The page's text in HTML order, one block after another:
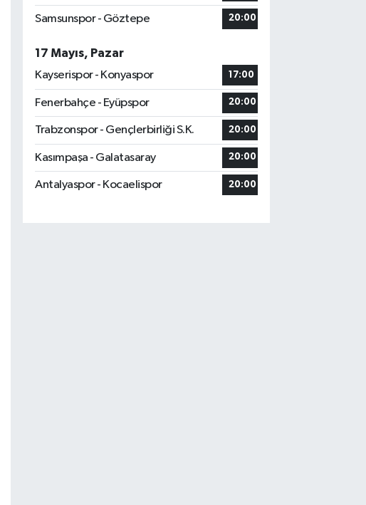
Samsunspor - Göztepe 20:00
17 Mayıs, Pazar
Kayserispor - Konyaspor
17:00
Fenerbahçe - Eyüpspor 20:00
Trabzonspor - Gençlerbirliği S.K. 20:00
Kasımpaşa - Galatasaray 20:00
Antalyaspor - Kocaelispor 20:00